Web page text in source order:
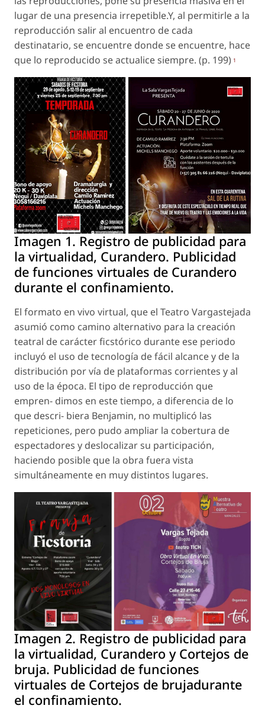
lugar de una presencia irrepetible.Y, al permitirle a la
reproducción salir al encuentro de cada
destinatario, se encuentre donde se encuentre, hace
que lo reproducido se actualice siempre. (p. 199) 1
Imagen 1. Registro de publicidad para
la virtualidad, Curandero. Publicidad
de funciones virtuales de Curandero
durante el confinamiento.
El formato en vivo virtual, que el Teatro Vargastejada
asumió como camino alternativo para la creación
teatral de carácter ficstórico durante ese periodo
incluyó el uso de tecnología de fácil alcance y de la
distribución por vía de plataformas corrientes y al
uso de la época. El tipo de reproducción que
empren- dimos en este tiempo, a diferencia de lo
que descri- biera Benjamin, no multiplicó las
repeticiones, pero pudo ampliar la cobertura de
espectadores y deslocalizar su participación,
haciendo posible que la obra fuera vista
simultáneamente en muy distintos lugares.
Imagen 2. Registro de publicidad para
la virtualidad, Curandero y Cortejos de
bruja. Publicidad de funciones
virtuales de Cortejos de brujadurante
el confinamiento.